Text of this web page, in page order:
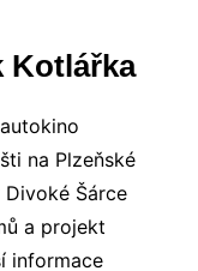
Kotlářka
na Plzeňské
Šárce
a projekt
informace